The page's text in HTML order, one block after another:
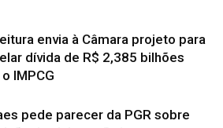
envia à Câmara projeto para
dívida de R$ 2,385 bilhões
IMPCG
pede parecer da PGR sobre